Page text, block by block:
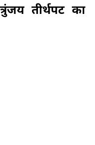
तीर्थपट का